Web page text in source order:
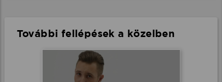
További fellépések a közelben